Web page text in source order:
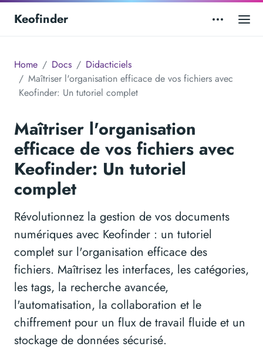
Keofinder
Home Docs
Didacticiels
Maîtriser l'organisation efficace de vos fichiers avec
Keofinder: Un tutoriel complet
Maîtriser l'organisation
efficace de vos fichiers avec
Keofinder: Un tutoriel
complet
Révolutionnez la gestion de vos documents
numériques avec Keofinder : un tutoriel
complet sur l'organisation efficace des
fichiers. Maîtrisez les interfaces, les catégories,
les tags, la recherche avancée,
l'automatisation, la collaboration et le
chiffrement pour un flux de travail fluide et un
stockage de données sécurisé.